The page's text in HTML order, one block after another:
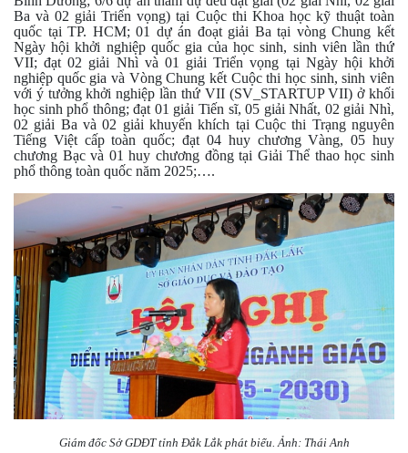
Ba và 02 giải Triển vọng) tại Cuộc thi Khoa học kỹ thuật toàn
quốc tại TP. HCM; 01 dự án đoạt giải Ba tại vòng Chung kết
Ngày hội khởi nghiệp quốc gia của học sinh, sinh viên lần thứ
VII; đạt 02 giải Nhì và 01 giải Triển vọng tại Ngày hội khởi
nghiệp quốc gia và Vòng Chung kết Cuộc thi học sinh, sinh viên
với ý tưởng khởi nghiệp lần thứ VII (SV_STARTUP VII) ở khối
học sinh phổ thông; đạt 01 giải Tiến sĩ, 05 giải Nhất, 02 giải Nhì,
02 giải Ba và 02 giải khuyến khích tại Cuộc thi Trạng nguyên
Tiếng Việt cấp toàn quốc; đạt 04 huy chương Vàng, 05 huy
chương Bạc và 01 huy chương đồng tại Giải Thể thao học sinh
phổ thông toàn quốc năm 2025;….
Giám đốc Sở GDĐT tỉnh Đắk Lắk phát biểu. Ảnh: Thái Anh